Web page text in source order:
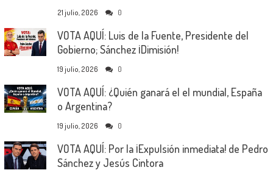
21 julio, 2026 0
VOTA AQUÍ: Luis de la Fuente, Presidente del
Gobierno; Sánchez ¡Dimisión!
19 julio, 2026 0
VOTA AQUÍ: ¿Quién ganará el el mundial, España
o Argentina?
19 julio, 2026 0
VOTA AQUÍ: Por la ¡Expulsión inmediata! de Pedro
Sánchez y Jesús Cintora